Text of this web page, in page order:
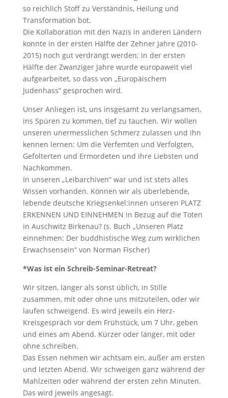
so reichlich Stoff zu Verständnis, Heilung und
Transformation bot.
Die Kollaboration mit den Nazis in anderen Ländern
konnte in der ersten Hälfte der Zehner Jahre (2010-
2015) noch gut verdrängt werden; in der ersten
Hälfte der Zwanziger Jahre wurde europaweit viel
aufgearbeitet, so dass von „Europäischem
Judenhass“ gesprochen wird.
Unser Anliegen ist, uns insgesamt zu verlangsamen,
ins Spüren zu kommen, tief zu tauchen. Wir wollen
unseren unermesslichen Schmerz zulassen und ihn
kennen lernen: Um die Verfemten und Verfolgten,
Gefolterten und Ermordeten und ihre Liebsten und
Nachkommen.
In unseren „Leibarchiven“ war und ist stets alles
Wissen vorhanden. Können wir als überlebende,
lebende deutsche Kriegsenkel:innen unseren PLATZ
ERKENNEN UND EINNEHMEN in Bezug auf die Toten
in Auschwitz Birkenau? (s. Buch „Unseren Platz
einnehmen: Der buddhistische Weg zum wirklichen
Erwachsensein“ von Norman Fischer)
*Was ist ein Schreib-Seminar-Retreat?
Wir sitzen, länger als sonst üblich, in Stille
zusammen, mit oder ohne uns mitzuteilen, oder wir
laufen schweigend. Es wird jeweils ein Herz-
Kreisgespräch vor dem Frühstück, um 7 Uhr, geben
und eines am Abend. Kürzer oder länger, mit oder
ohne schreiben.
Das Essen nehmen wir achtsam ein, außer am ersten
und letzten Abend. Wir schweigen ganz während der
Mahlzeiten oder während der ersten zehn Minuten.
Das wird jeweils angesagt.